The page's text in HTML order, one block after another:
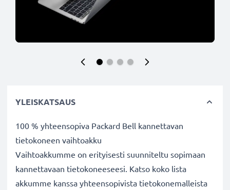
YLEISKATSAUS
100 % yhteensopiva Packard Bell kannettavan
tietokoneen vaihtoakku
Vaihtoakkumme on erityisesti suunniteltu sopimaan
kannettavaan tietokoneeseesi. Katso koko lista
akkumme kanssa yhteensopivista tietokonemalleista